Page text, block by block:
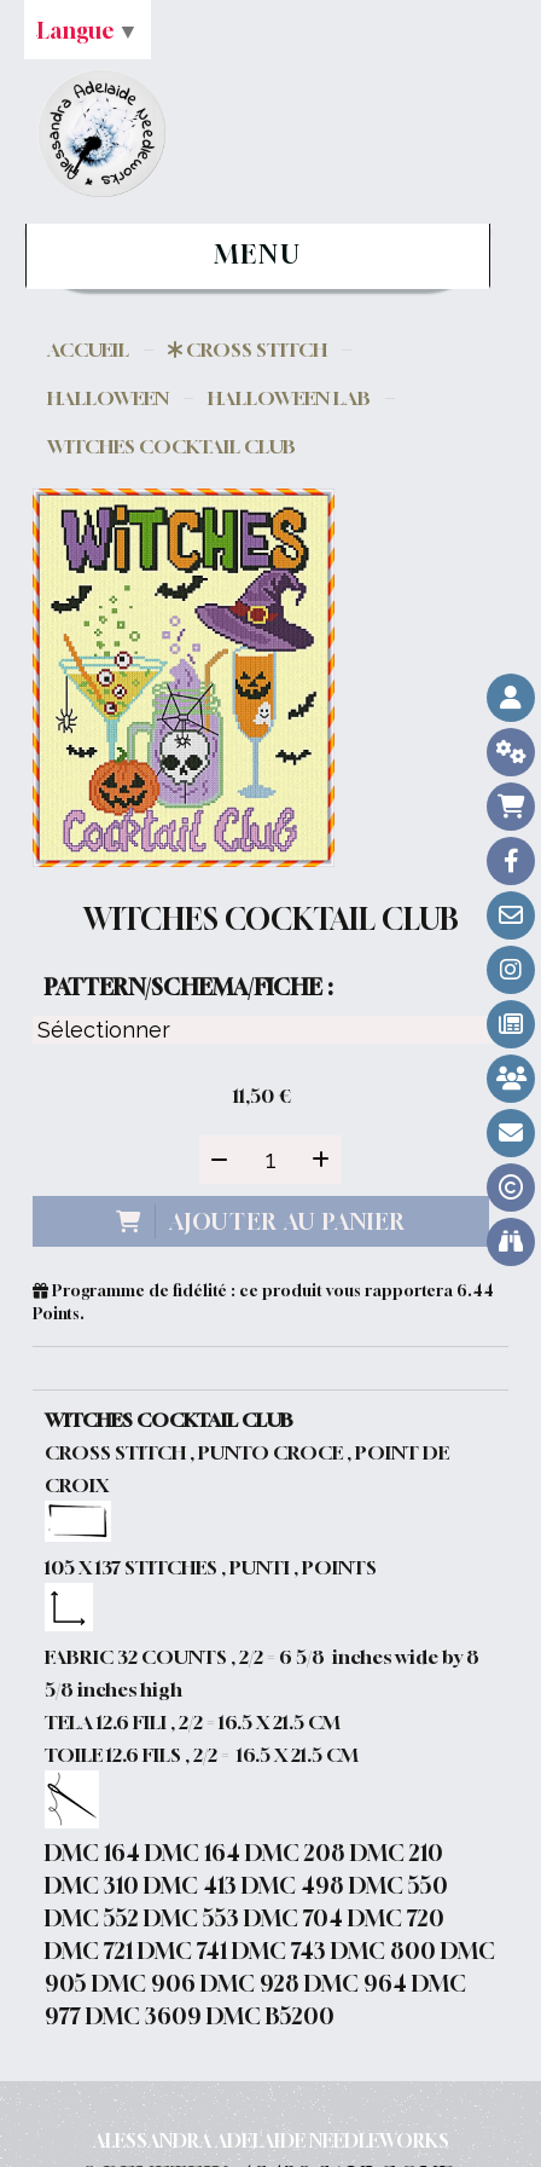
MENU
ACCUEIL
CROSS STITCH
HALLOWEEN
HALLOWEEN LAB
WITCHES COCKTAIL CLUB
WITCHES COCKTAIL CLUB
PATTERN/SCHEMA/FICHE :
11,50€
AJOUTER AU PANIER
Programme de fidélité : ce produit vous rapportera 6.44
Points.
WITCHES COCKTAIL CLUB
CROSS STITCH , PUNTO CROCE , POINT DE
CROIX
105 X 137 STITCHES , PUNTI , POINTS
FABRIC 32 COUNTS , 2/2 = 6 5/8 inches wide by 8
5/8 inches high
TELA 12.6 FILI , 2/2 = 16.5 X 21.5 CM
TOILE 12.6 FILS , 2/2 = 16.5 X 21.5 CM
DMC 164 DMC 164 DMC 208 DMC 210
DMC 310 DMC 413 DMC 498 DMC 550
DMC 552 DMC 553 DMC 704 DMC 720
DMC 721 DMC 741 DMC 743 DMC 800 DMC
905 DMC 906 DMC 928 DMC 964 DMC
977 DMC 3609 DMC B5200
ALESSANDRA ADELAIDE NEEDLEWORKS
Langue ▼